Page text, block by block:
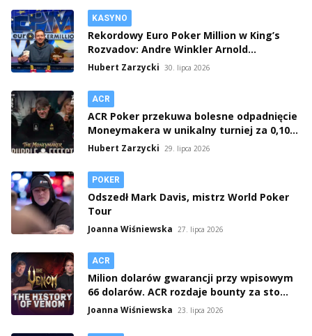
KASYNO
Rekordowy Euro Poker Million w King’s
Rozvadov: Andre Winkler Arnold
wygrywa po 16-godzinnym maratonie
Hubert Zarzycki 30. lipca 2026
ACR
ACR Poker przekuwa bolesne odpadnięcie
Moneymakera w unikalny turniej za 0,10
USD
Hubert Zarzycki 29. lipca 2026
POKER
Odszedł Mark Davis, mistrz World Poker
Tour
Joanna Wiśniewska 27. lipca 2026
ACR
Milion dolarów gwarancji przy wpisowym
66 dolarów. ACR rozdaje bounty za sto
tysięcy
Joanna Wiśniewska 23. lipca 2026